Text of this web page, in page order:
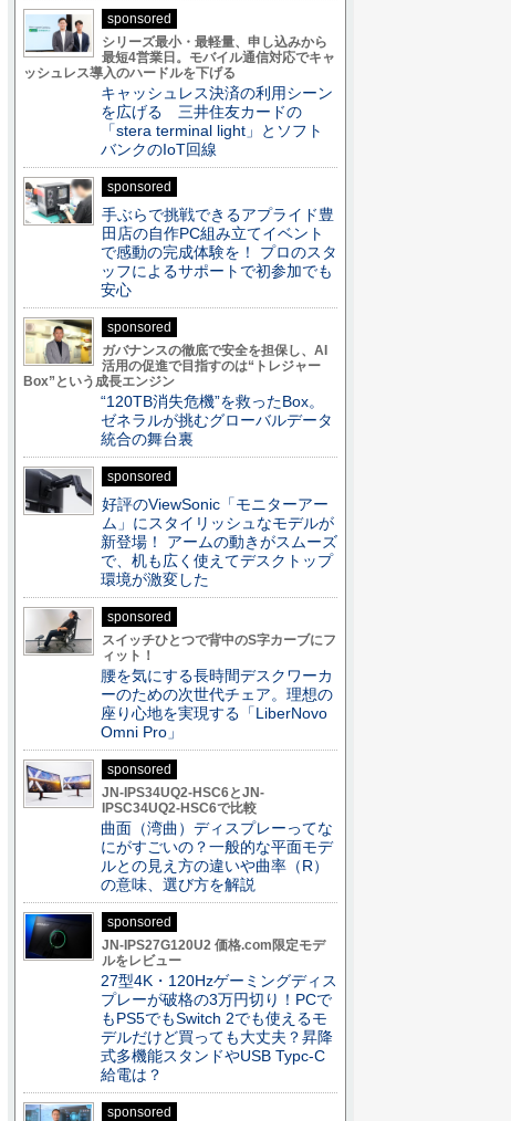
sponsored
シリーズ最小・最軽量、申し込みから
最短4営業日。モバイル通信対応でキャ
ッシュレス導入のハードルを下げる
キャッシュレス決済の利用シーン
を広げる 三井住友カードの
「stera terminal light」とソフト
バンクのIoT回線
sponsored
手ぶらで挑戦できるアプライド豊
田店の自作PC組み立てイベント
で感動の完成体験を！ プロのスタ
ッフによるサポートで初参加でも
安心
sponsored
ガバナンスの徹底で安全を担保し、AI
活用の促進で目指すのは“トレジャー
Box”という成長エンジン
“120TB消失危機”を救ったBox。
ゼネラルが挑むグローバルデータ
統合の舞台裏
sponsored
好評のViewSonic「モニターアー
ム」にスタイリッシュなモデルが
新登場！ アームの動きがスムーズ
で、机も広く使えてデスクトップ
環境が激変した
sponsored
スイッチひとつで背中のS字カーブにフ
ィット！
腰を気にする長時間デスクワーカ
ーのための次世代チェア。理想の
座り心地を実現する「LiberNovo
Omni Pro」
sponsored
JN-IPS34UQ2-HSC6とJN-
IPSC34UQ2-HSC6で比較
曲面（湾曲）ディスプレーってな
にがすごいの？一般的な平面モデ
ルとの見え方の違いや曲率（R）
の意味、選び方を解説
sponsored
JN-IPS27G120U2 価格.com限定モデ
ルをレビュー
27型4K・120Hzゲーミングディス
プレーが破格の3万円切り！PCで
もPS5でもSwitch 2でも使えるモ
デルだけど買っても大丈夫？昇降
式多機能スタンドやUSB Typc-C
給電は？
sponsored